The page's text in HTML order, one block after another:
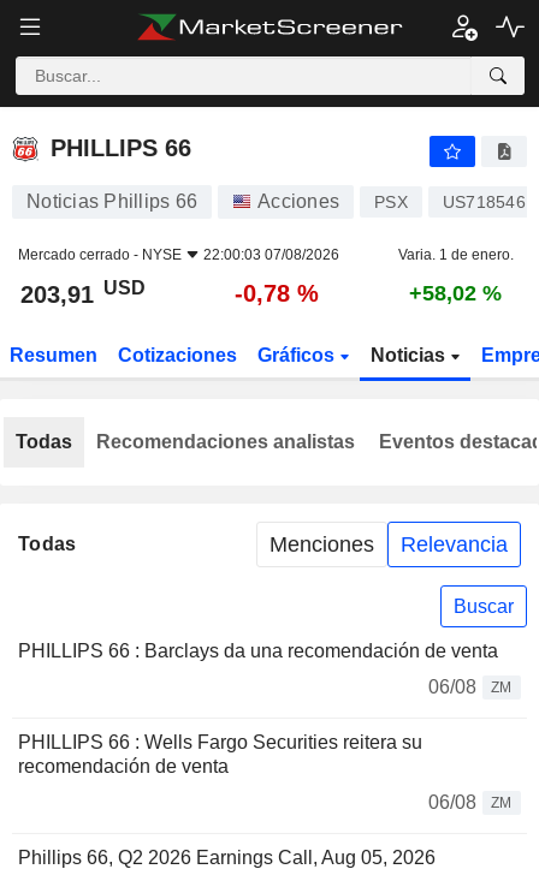
PHILLIPS 66
PHILLIPS 66
Noticias Phillips 66 Acciones PSX
Mercado cerrado - NYSE 22:00:03 07/08/2026 Varia. 1 de enero.
203,91 USD -0,78 % +58,02 %
Resumen Cotizaciones Gráficos Noticias
Todas Menciones Relevancia
Buscar
PHILLIPS 66 : Barclays da una recomendación de venta
06/08
ZM
PHILLIPS 66 : Wells Fargo Securities reitera su
recomendación de venta
06/08
ZM
Phillips 66, Q2 2026 Earnings Call, Aug 05, 2026
Todas Recomendaciones analistas Eventos